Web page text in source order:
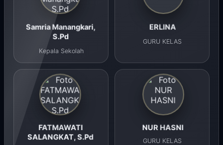
Samria Manangkari,
S.Pd
Kepala Sekolah
ERLINA
GURU KELAS
FATMAWATI
SALANGKAT, S.Pd
NUR HASNI
GURU KELAS